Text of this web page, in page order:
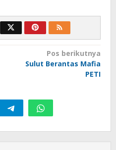
Pos berikutnya
Sulut Berantas Mafia
PETI